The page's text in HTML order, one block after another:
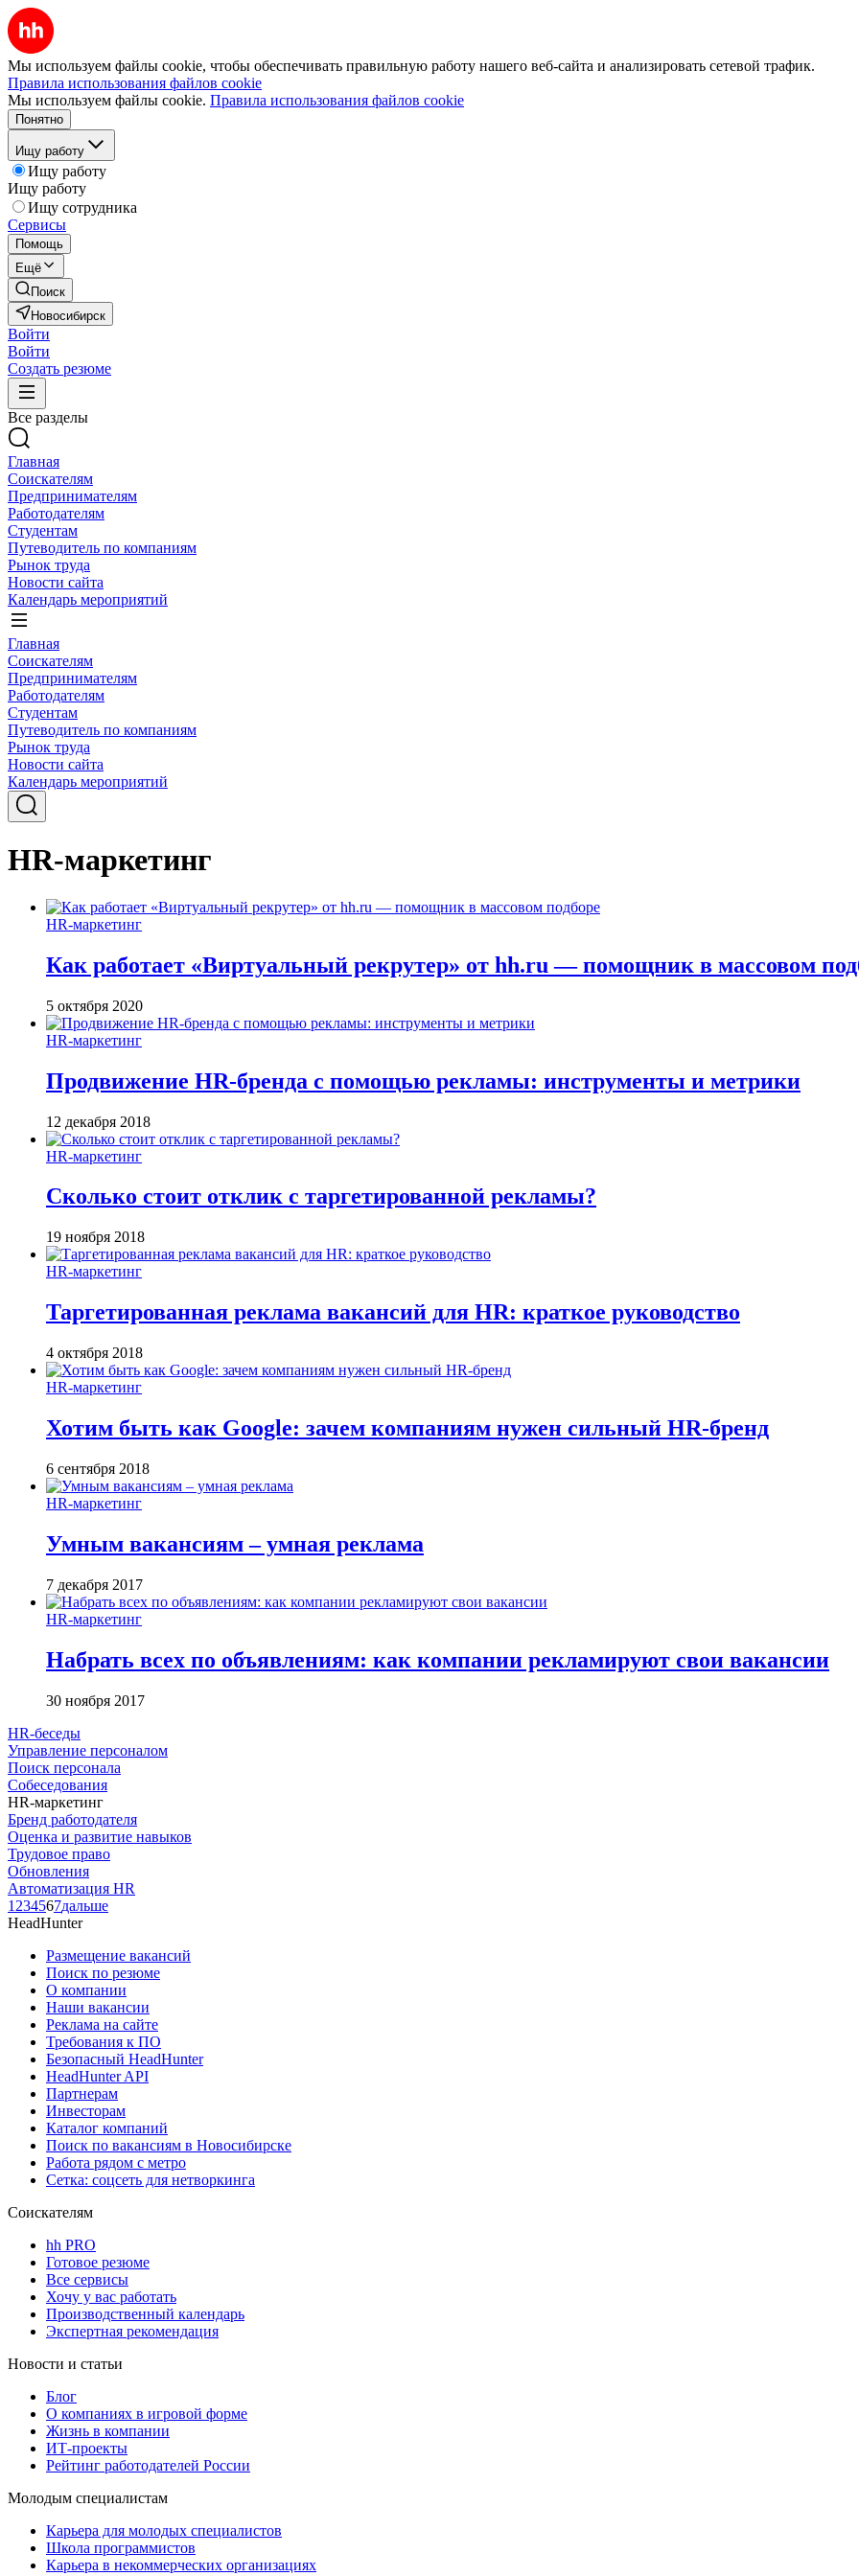
Мы используем файлы cookie, чтобы обеспечивать правильную работу нашего веб-сайта и анализировать сетевой трафик.
Правила использования файлов cookie
Мы используем файлы cookie. Правила использования файлов cookie
Понятно
Ищу работу
Ищу работу
Ищу работу
Ищу сотрудника
Сервисы
Помощь
Ещё
Поиск
Новосибирск
Войти
Войти
Создать резюме
Все разделы
Главная
Соискателям
Предпринимателям
Работодателям
Студентам
Путеводитель по компаниям
Рынок труда
Новости сайта
Календарь мероприятий
Главная
Соискателям
Предпринимателям
Работодателям
Студентам
Путеводитель по компаниям
Рынок труда
Новости сайта
Календарь мероприятий
HR-маркетинг
HR-маркетинг
Как работает «Виртуальный рекрутер» от hh.ru — помощник в массовом
5 октября 2020
HR-маркетинг
Продвижение HR-бренда с помощью рекламы: инструменты и метрики
12 декабря 2018
HR-маркетинг
Сколько стоит отклик с таргетированной рекламы?
19 ноября 2018
HR-маркетинг
Таргетированная реклама вакансий для HR: краткое руководство
4 октября 2018
HR-маркетинг
Хотим быть как Google: зачем компаниям нужен сильный HR-бренд
6 сентября 2018
HR-маркетинг
Умным вакансиям – умная реклама
7 декабря 2017
HR-маркетинг
Набрать всех по объявлениям: как компании рекламируют свои вакансии
30 ноября 2017
HR-беседы
Управление персоналом
Поиск персонала
Собеседования
HR-маркетинг
Бренд работодателя
Оценка и развитие навыков
Трудовое право
Обновления
Автоматизация HR
1 234567дальше
HeadHunter
Размещение вакансий
Поиск по резюме
О компании
Наши вакансии
Реклама на сайте
Требования к ПО
Безопасный HeadHunter
HeadHunter API
Партнерам
Инвесторам
Каталог компаний
Поиск по вакансиям в Новосибирске
Работа рядом с метро
Сетка: соцсеть для нетворкинга
Соискателям
hh PRO
Готовое резюме
Все сервисы
Хочу у вас работать
Производственный календарь
Экспертная рекомендация
Новости и статьи
Блог
О компаниях в игровой форме
Жизнь в компании
ИТ-проекты
Рейтинг работодателей России
Молодым специалистам
Карьера для молодых специалистов
Школа программистов
Карьера в некоммерческих организациях